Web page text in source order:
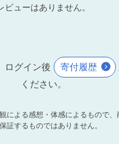
ビューはありません。
ログイン後 寄付履歴
ください。
による感想・体感によるもので、
証するものではありません。